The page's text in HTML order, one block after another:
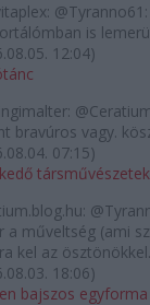
is
12:04)
bravúros vagy.
07:15)
társművészetek
a műveltség (ami
kel az
18:06)
bajszos egyforma